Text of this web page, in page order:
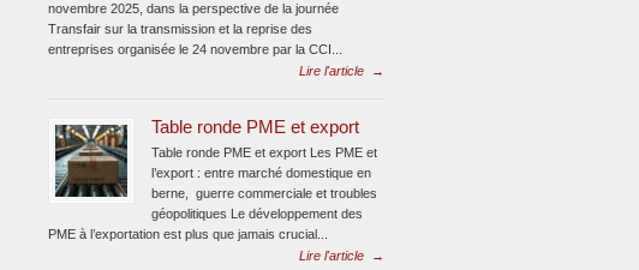
novembre 2025, dans la perspective de la journée
Transfair sur la transmission et la reprise des
entreprises organisée le 24 novembre par la CCI...
Lire l'article
→
Table ronde PME et export
Table ronde PME et export Les PME et
l’export : entre marché domestique en
berne, guerre commerciale et troubles
géopolitiques Le développement des
PME à l’exportation est plus que jamais crucial...
Lire l'article
→